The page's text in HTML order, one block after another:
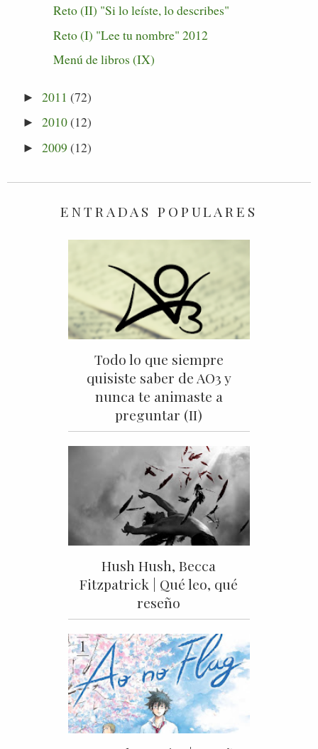
Reto (II) "Si lo leíste, lo describes"
Reto (I) "Lee tu nombre" 2012
Menú de libros (IX)
►2011 (72)
►2010(12)
►2009 (12)
ENTRADAS POPULARES
Todo lo que siempre
quisiste saber de AO3 y
nunca te animaste a
preguntar (II)
Hush Hush, Becca
Fitzpatrick | Qué leo, qué
reseño